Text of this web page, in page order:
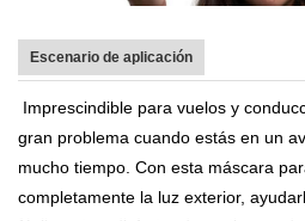
Escenario de aplicación
Imprescindible para vuelos y
gran problema cuando estás en un
mucho tiempo. Con esta máscara
completamente la luz exterior,